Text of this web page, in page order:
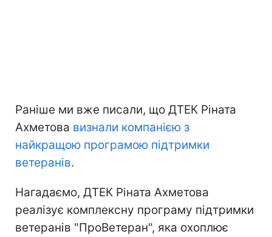
Раніше ми вже писали, що ДТЕК Ріната
Ахметова визнали компанією з
найкращою програмою підтримки
ветеранів.
Нагадаємо, ДТЕК Ріната Ахметова
реалізує комплексну програму підтримки
ветеранів "ПроВетеран", яка охоплює